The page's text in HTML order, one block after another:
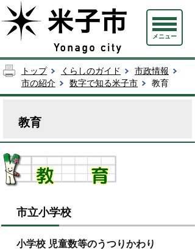
メニュー
トップ くらしのガイド
市政情報
市の紹介
数字で知る米子市 教育
教育
市立小学校
小学校 児童数等のうつりかわり